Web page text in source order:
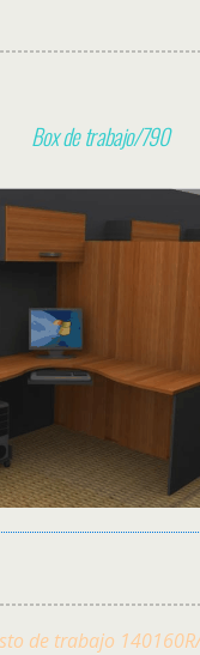
Box de trabajo/790
de trabajo